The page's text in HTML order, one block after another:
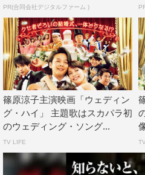
「君にサチアレ」
2022年3月9日（水）発売
購入詳細：https://
この記事の写真
PR(合同会社デジタルファーム )
篠原涼子主演映画「ウェディン
グ・ハイ」 主題歌はスカパラ初
のウェディング・ソング...
TV LIFE